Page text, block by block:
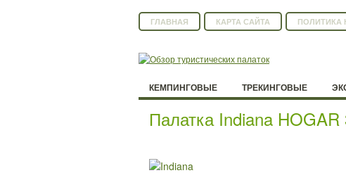
ГЛАВНАЯ КАРТА САЙТА ПОЛИТИКА
КЕМПИНГОВЫЕ ТРЕКИНГОВЫЕ
Палатка Indiana HOGAR